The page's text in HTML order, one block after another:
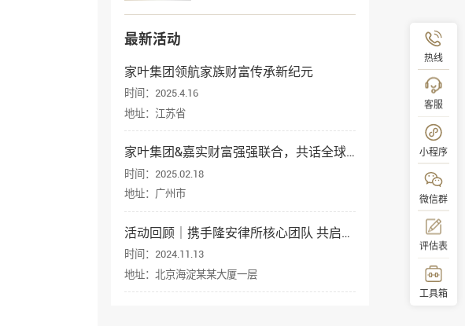
最新活动
家叶集团领航家族财富传承新纪元
时间：2025.4.16
地址：江苏省
家叶集团&嘉实财富强强联合，共话全球资产配置与身份规划
时间：2025.02.18
地址：广州市
活动回顾｜携手隆安律所核心团队 共启企业出海新征程
时间：2024.11.13
地址：北京海淀某某大厦一层
热线
客服
小程序
微信群
评估表
工具箱